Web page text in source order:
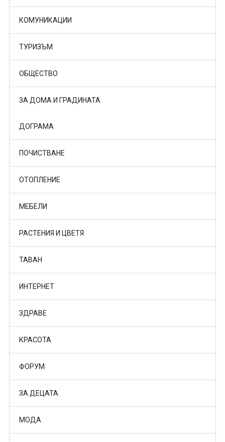
КОМУНИКАЦИИ
ТУРИЗЪМ
ОБЩЕСТВО
ЗА ДОМА И ГРАДИНАТА
ДОГРАМА
ПОЧИСТВАНЕ
ОТОПЛЕНИЕ
МЕБЕЛИ
РАСТЕНИЯ И ЦВЕТЯ
ТАВАН
ИНТЕРНЕТ
ЗДРАВЕ
КРАСОТА
ФОРУМ
ЗА ДЕЦАТА
МОДА